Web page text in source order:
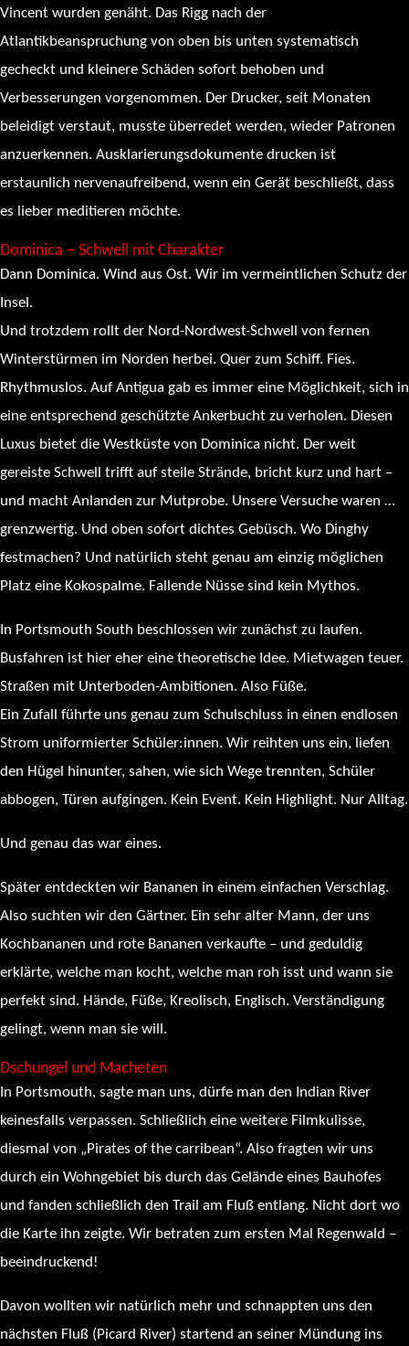
Vincent wurden genäht. Das Rigg nach der
Atlantikbeanspruchung von oben bis unten systematisch
gecheckt und kleinere Schäden sofort behoben und
Verbesserungen vorgenommen. Der Drucker, seit Monaten
beleidigt verstaut, musste überredet werden, wieder Patronen
anzuerkennen. Ausklarierungsdokumente drucken ist
erstaunlich nervenaufreibend, wenn ein Gerät beschließt, dass
es lieber meditieren möchte.
Dominica – Schwell mit Charakter
Dann Dominica. Wind aus Ost. Wir im vermeintlichen Schutz der
Insel.
Und trotzdem rollt der Nord-Nordwest-Schwell von fernen
Winterstürmen im Norden herbei. Quer zum Schiff. Fies.
Rhythmuslos. Auf Antigua gab es immer eine Möglichkeit, sich in
eine entsprechend geschützte Ankerbucht zu verholen. Diesen
Luxus bietet die Westküste von Dominica nicht. Der weit
gereiste Schwell trifft auf steile Strände, bricht kurz und hart –
und macht Anlanden zur Mutprobe. Unsere Versuche waren …
grenzwertig. Und oben sofort dichtes Gebüsch. Wo Dinghy
festmachen? Und natürlich steht genau am einzig möglichen
Platz eine Kokospalme. Fallende Nüsse sind kein Mythos.
In Portsmouth South beschlossen wir zunächst zu laufen.
Busfahren ist hier eher eine theoretische Idee. Mietwagen teuer.
Straßen mit Unterboden-Ambitionen. Also Füße.
Ein Zufall führte uns genau zum Schulschluss in einen endlosen
Strom uniformierter Schüler:innen. Wir reihten uns ein, liefen
den Hügel hinunter, sahen, wie sich Wege trennten, Schüler
abbogen, Türen aufgingen. Kein Event. Kein Highlight. Nur Alltag.
Und genau das war eines.
Später entdeckten wir Bananen in einem einfachen Verschlag.
Also suchten wir den Gärtner. Ein sehr alter Mann, der uns
Kochbananen und rote Bananen verkaufte – und geduldig
erklärte, welche man kocht, welche man roh isst und wann sie
perfekt sind. Hände, Füße, Kreolisch, Englisch. Verständigung
gelingt, wenn man sie will.
Dschungel und Macheten
In Portsmouth, sagte man uns, dürfe man den Indian River
keinesfalls verpassen. Schließlich eine weitere Filmkulisse,
diesmal von „Pirates of the carribean“. Also fragten wir uns
durch ein Wohngebiet bis durch das Gelände eines Bauhofes
und fanden schließlich den Trail am Fluß entlang. Nicht dort wo
die Karte ihn zeigte. Wir betraten zum ersten Mal Regenwald –
beeindruckend!
Davon wollten wir natürlich mehr und schnappten uns den
nächsten Fluß (Picard River) startend an seiner Mündung ins